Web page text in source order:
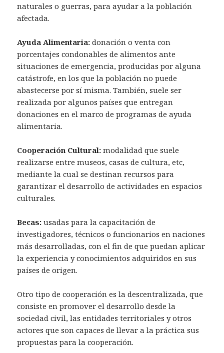
naturales o guerras, para ayudar a la población
afectada.
Ayuda Alimentaria: donación o venta con
porcentajes condonables de alimentos ante
situaciones de emergencia, producidas por alguna
catástrofe, en los que la población no puede
abastecerse por sí misma. También, suele ser
realizada por algunos países que entregan
donaciones en el marco de programas de ayuda
alimentaria.
Cooperación Cultural: modalidad que suele
realizarse entre museos, casas de cultura, etc,
mediante la cual se destinan recursos para
garantizar el desarrollo de actividades en espacios
culturales.
Becas: usadas para la capacitación de
investigadores, técnicos o funcionarios en naciones
más desarrolladas, con el fin de que puedan aplicar
la experiencia y conocimientos adquiridos en sus
países de origen.
Otro tipo de cooperación es la descentralizada, que
consiste en promover el desarrollo desde la
sociedad civil, las entidades territoriales y otros
actores que son capaces de llevar a la práctica sus
propuestas para la cooperación.